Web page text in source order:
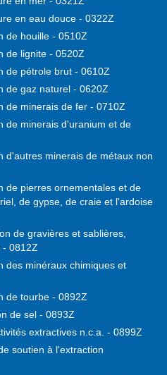
en eau douce - 0322Z
de houille - 0510Z
de lignite - 0520Z
de pétrole brut - 0610Z
de gaz naturel - 0620Z
de minerais de fer - 0710Z
de minerais d'uranium et de
d'autres minerais de métaux non
de pierres ornementales et de
de gypse, de craie et l'ardoise
de gravières et sablières,
- 0812Z
des minéraux chimiques et
de tourbe - 0892Z
de sel - 0893Z
extractives n.c.a. - 0899Z
soutien à l'extraction